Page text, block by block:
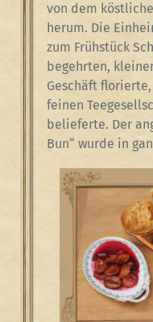
von dem
herum. Die
zum Frühstück
begehrten,
Geschäft
feinen
belieferte. Der
Bun“ wurde in